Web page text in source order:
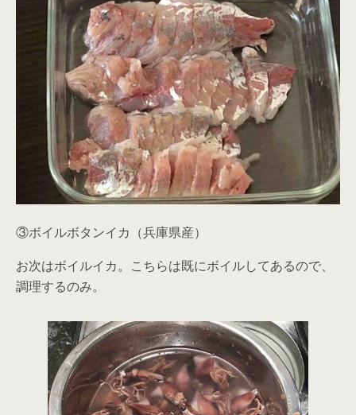
③ボイルボタンイカ（兵庫県産）
お次はボイルイカ。こちらは既にボイルしてあるので、
調理するのみ。